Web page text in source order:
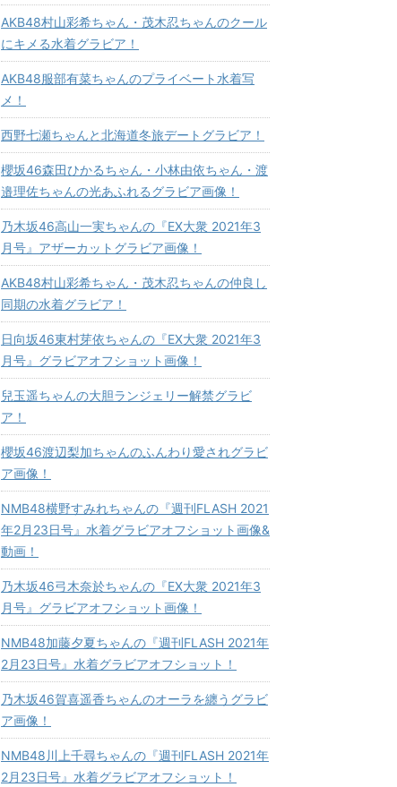
AKB48村山彩希ちゃん・茂木忍ちゃんのクール
にキメる水着グラビア！
AKB48服部有菜ちゃんのプライベート水着写
メ！
西野七瀬ちゃんと北海道冬旅デートグラビア！
櫻坂46森田ひかるちゃん・小林由依ちゃん・渡
邉理佐ちゃんの光あふれるグラビア画像！
乃木坂46高山一実ちゃんの『EX大衆 2021年3
月号』アザーカットグラビア画像！
AKB48村山彩希ちゃん・茂木忍ちゃんの仲良し
同期の水着グラビア！
日向坂46東村芽依ちゃんの『EX大衆 2021年3
月号』グラビアオフショット画像！
兒玉遥ちゃんの大胆ランジェリー解禁グラビ
ア！
櫻坂46渡辺梨加ちゃんのふんわり愛されグラビ
ア画像！
NMB48横野すみれちゃんの『週刊FLASH 2021
年2月23日号』水着グラビアオフショット画像&
動画！
乃木坂46弓木奈於ちゃんの『EX大衆 2021年3
月号』グラビアオフショット画像！
NMB48加藤夕夏ちゃんの『週刊FLASH 2021年
2月23日号』水着グラビアオフショット！
乃木坂46賀喜遥香ちゃんのオーラを纏うグラビ
ア画像！
NMB48川上千尋ちゃんの『週刊FLASH 2021年
2月23日号』水着グラビアオフショット！